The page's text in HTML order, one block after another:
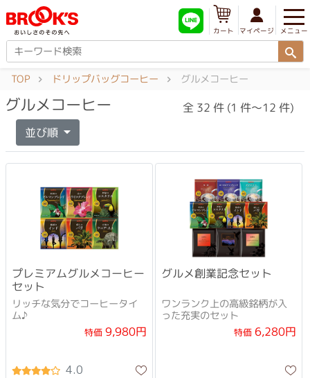
メニュー
マイページ
カート
TOP ドリップバッグコーヒー グルメコーヒー
グルメコーヒー 全 32 件 (1 件～12 件)
並び順
プレミアムグルメコーヒー
セット
リッチな気分でコーヒータイ
ム♪
特価9,980円
4.0
グルメ創業記念セット
ワンランク上の高級銘柄が入
った充実のセット
特価6,280円